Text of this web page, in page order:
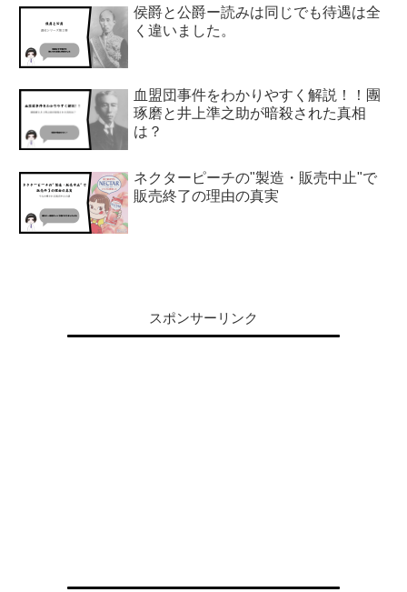
侯爵と公爵ー読みは同じでも待遇は全
く違いました。
血盟団事件をわかりやすく解説！！團
琢磨と井上準之助が暗殺された真相
は？
ネクターピーチの"製造・販売中止"で
販売終了の理由の真実
スポンサーリンク